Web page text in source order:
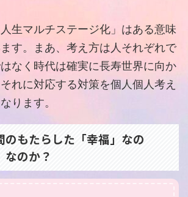
生マルチステージ化」はある意味
す。まあ、考え方は人それぞれで
なく時代は確実に長寿世界に向か
れに対応する対策を個人個人考え
ります。
もたらした「幸福」なの
なのか？